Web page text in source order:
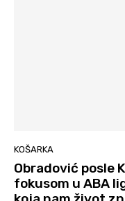
KOŠARKA
Obradović posle
fokusom u ABA